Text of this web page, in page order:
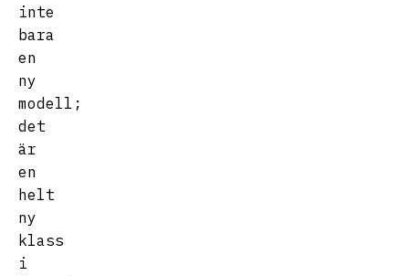
inte
bara
en
ny
modell;
det
är
en
helt
ny
klass
i